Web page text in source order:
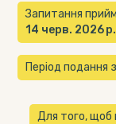
Запитання
14 черв. 2026
Період подання
Для того, щоб